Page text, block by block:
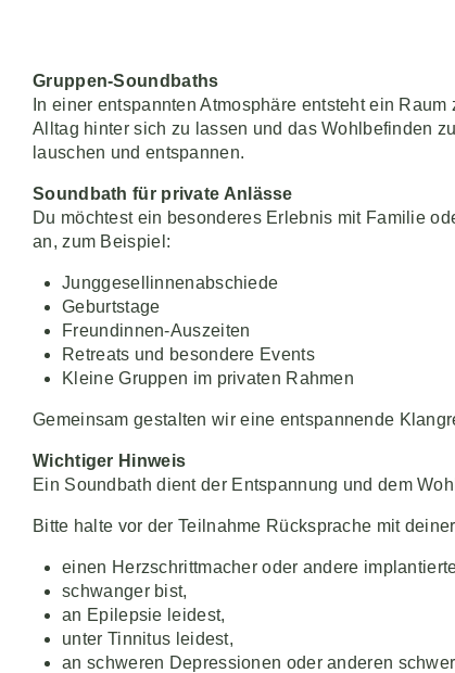
Gruppen-Soundbaths
In einer entspannten Atmosphäre entsteht ein
Alltag hinter sich zu lassen und das Wohlbefinden
lauschen und entspannen.
Soundbath für private Anlässe
Du möchtest ein besonderes Erlebnis mit Familie
an, zum Beispiel:
Junggesellinnenabschiede
Geburtstage
Freundinnen-Auszeiten
Retreats und besondere Events
Kleine Gruppen im privaten Rahmen
Gemeinsam gestalten wir eine entspannende
Wichtiger Hinweis
Ein Soundbath dient der Entspannung und dem
Bitte halte vor der Teilnahme Rücksprache mit
einen Herzschrittmacher oder andere
schwanger bist,
an Epilepsie leidest,
unter Tinnitus leidest,
an schweren Depressionen oder anderen